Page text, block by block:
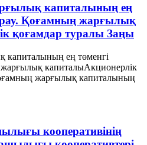
капиталының ең
Қоғамның жарғылық
қоғамдар туралы Заңы
капиталының ең төменгі
капиталыАкционерлік
жарғылық капиталының
кооперативінің